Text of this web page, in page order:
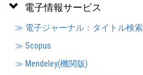
電子情報サービス
≫ 電子ジャーナル：タイトル検索
≫ Scopus
≫ Mendeley(機関版)